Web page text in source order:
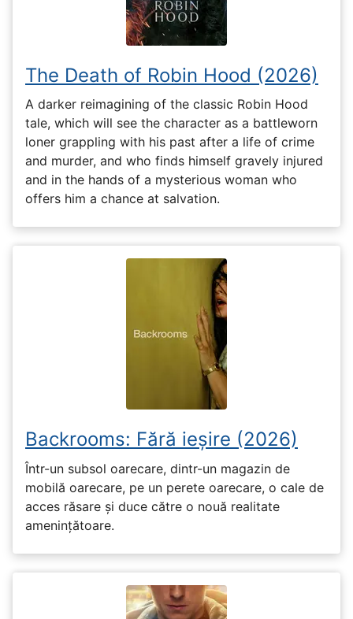
The Death of Robin Hood (2026)
A darker reimagining of the classic Robin Hood
tale, which will see the character as a battleworn
loner grappling with his past after a life of crime
and murder, and who finds himself gravely injured
and in the hands of a mysterious woman who
offers him a chance at salvation.
Backrooms: Fără ieșire (2026)
Într-un subsol oarecare, dintr-un magazin de
mobilă oarecare, pe un perete oarecare, o cale de
acces răsare și duce către o nouă realitate
amenințătoare.